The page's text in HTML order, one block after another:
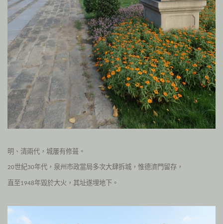
明、清兩代，城屢有修葺。
20世紀30年代，泉州市政當局多次大肆拆城，惟德濟門留存，
直至1948年毀於大火，其址遂埋地下。